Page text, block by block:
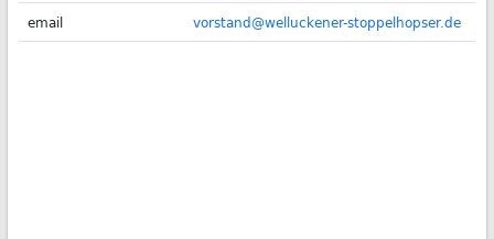
email
vorstand@welluckener-stoppelhopser.de